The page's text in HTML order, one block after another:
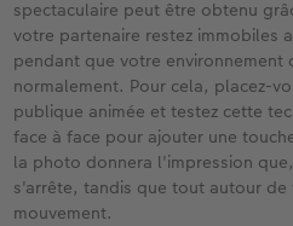
spectaculaire peut être obtenu
votre partenaire restez immobiles
pendant que votre environnement
normalement. Pour cela, placez-
publique animée et testez cette
face à face pour ajouter une
la photo donnera l'impression
s'arrête, tandis que tout autour
mouvement.